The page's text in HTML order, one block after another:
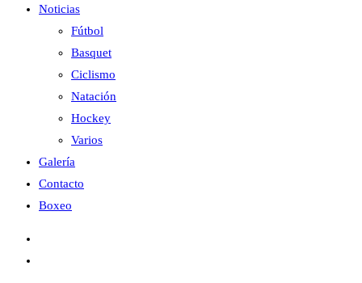
Noticias
Fútbol
Basquet
Ciclismo
Natación
Hockey
Varios
Galería
Contacto
Boxeo